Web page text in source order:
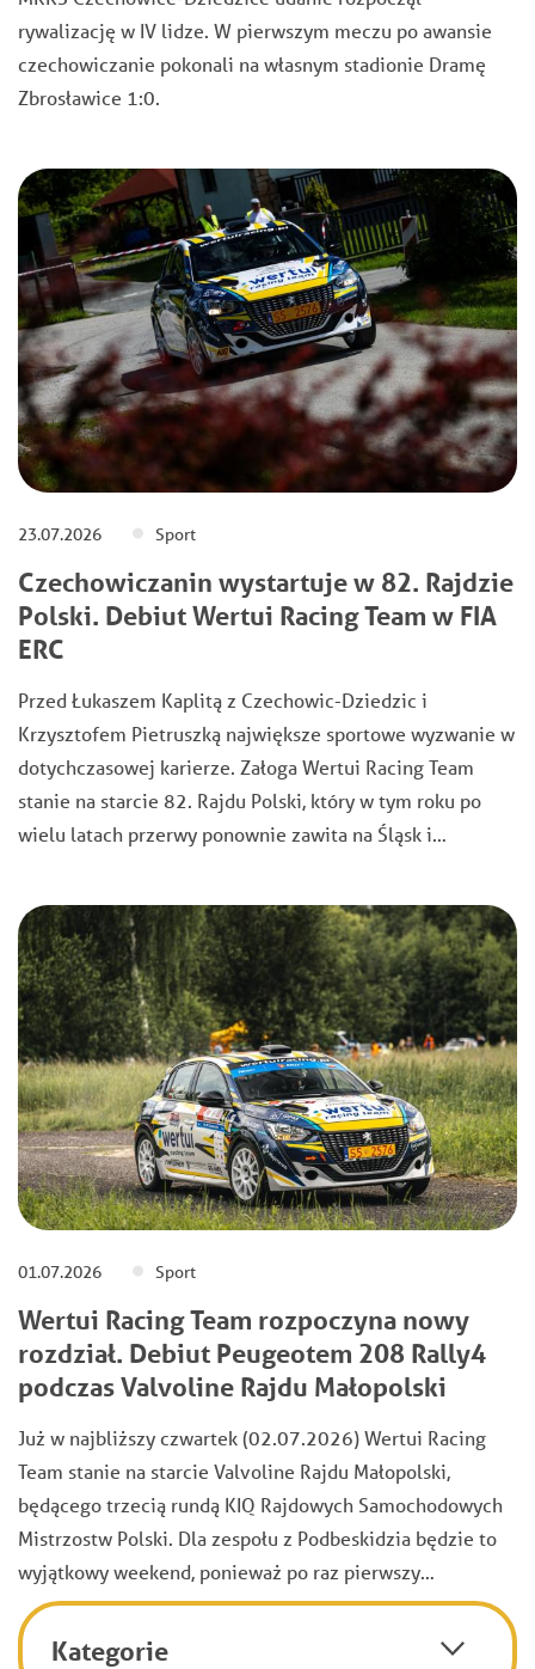
rywalizację w IV lidze. W pierwszym meczu po awansie
czechowiczanie pokonali na własnym stadionie Dramę
Zbrosławice 1:0.
23.07.2026 Sport
Czechowiczanin wystartuje w 82. Rajdzie
Polski. Debiut Wertui Racing Team w FIA
ERC
Przed Łukaszem Kaplitą z Czechowic-Dziedzic i
Krzysztofem Pietruszką największe sportowe wyzwanie w
dotychczasowej karierze. Załoga Wertui Racing Team
stanie na starcie 82. Rajdu Polski, który w tym roku po
wielu latach przerwy ponownie zawita na Śląsk i…
01.07.2026 Sport
Wertui Racing Team rozpoczyna nowy
rozdział. Debiut Peugeotem 208 Rally4
podczas Valvoline Rajdu Małopolski
Już w najbliższy czwartek (02.07.2026) Wertui Racing
Team stanie na starcie Valvoline Rajdu Małopolski,
będącego trzecią rundą KIQ Rajdowych Samochodowych
Mistrzostw Polski. Dla zespołu z Podbeskidzia będzie to
wyjątkowy weekend, ponieważ po raz pierwszy…
Kategorie